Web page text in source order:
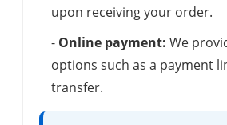
upon receiving your order.
- Online payment: We
options such as a payment
transfer.